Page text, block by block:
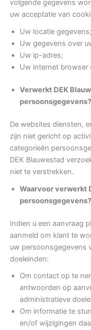
volgende gegevens
uw acceptatie van
Uw locatie gegevens;
Uw gegevens over
Uw ip-adres;
Uw internet browser
Verwerkt DEK
persoonsgegevens?
De websites diensten,
zijn niet gericht op
categorieën
DEK Blauwestad
niet te verstrekken.
Waarvoor verwerkt
persoonsgegevens?
Indien u een aanvraag
aanmeld om klant te
uw persoonsgegevens
doeleinden:
Om contact op te
antwoorden op
administratieve
Om informatie te
en/of wijzigingen